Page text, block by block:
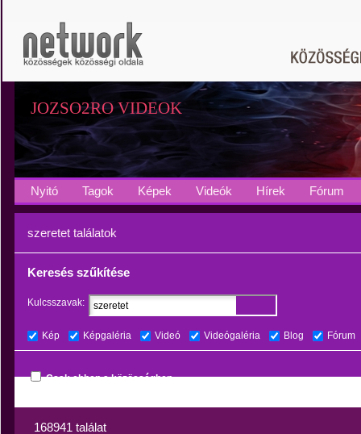
JOZSO2RO VIDEOK
Nyitó Tagok Képek Videók Hírek Fórum
szeretet találatok
Keresés szűkítése
Kulcsszavak:
Kép Képgaléria Videó Videógaléria Blog Fórum
Csak ebben a közösségben
168941 találat